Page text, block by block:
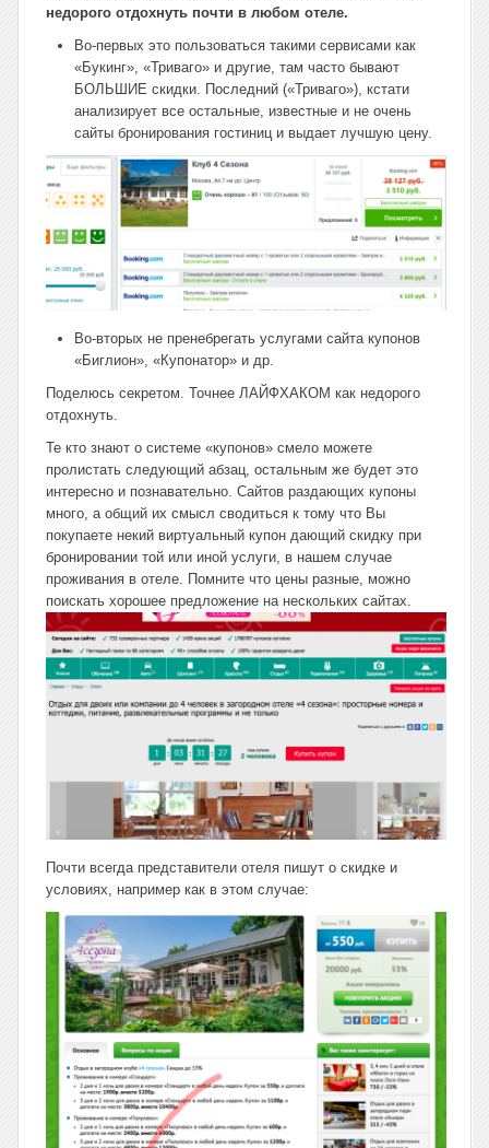
недорого отдохнуть почти в любом отеле.
Во-первых это пользоваться такими сервисами как
«Букинг», «Триваго» и другие, там часто бывают
БОЛЬШИЕ скидки. Последний («Триваго»), кстати
анализирует все остальные, известные и не очень
сайты бронирования гостиниц и выдает лучшую цену.
Во-вторых не пренебрегать услугами сайта купонов
«Биглион», «Купонатор» и др.
Поделюсь секретом. Точнее ЛАЙФХАКОМ как недорого
отдохнуть.
Те кто знают о системе «купонов» смело можете
пролистать следующий абзац, остальным же будет это
интересно и познавательно. Сайтов раздающих купоны
много, а общий их смысл сводиться к тому что Вы
покупаете некий виртуальный купон дающий скидку при
бронировании той или иной услуги, в нашем случае
проживания в отеле. Помните что цены разные, можно
поискать хорошее предложение на нескольких сайтах.
Почти всегда представители отеля пишут о скидке и
условиях, например как в этом случае: